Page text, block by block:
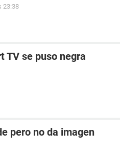
23:38
TV se puso negra
pero no da imagen